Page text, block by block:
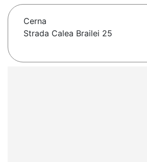
Cerna
Strada Calea Brailei 25